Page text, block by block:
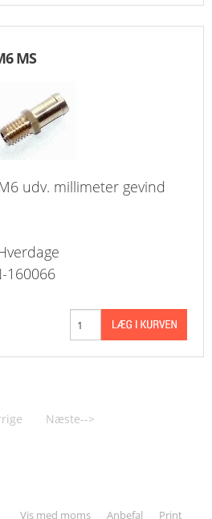
MS
udv. millimeter gevind
160066
Næste-->
Vis med moms Anbefal Print